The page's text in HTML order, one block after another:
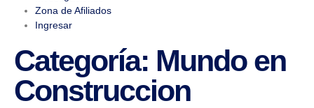
Zona de Afiliados
Ingresar
Categoría: Mundo en
Construccion